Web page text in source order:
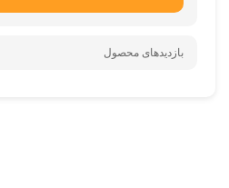
بازدیدهای محصول